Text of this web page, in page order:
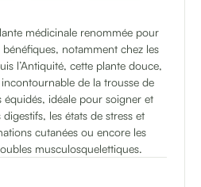
médicinale renommée pour
notamment chez les
l’Antiquité, cette plante douce,
de la trousse de
équidés, idéale pour soigner et
les états de stress et
cutanées ou encore les
musculosquelettiques.